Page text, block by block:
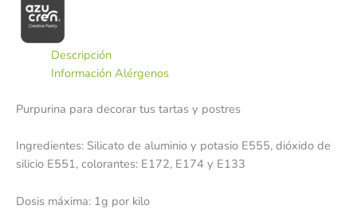
Descripción
Información Alérgenos
Purpurina para decorar tus tartas y postres
Ingredientes: Silicato de aluminio y potasio E555, dióxido de
silicio E551, colorantes: E172, E174 y E133
Dosis máxima: 1g por kilo